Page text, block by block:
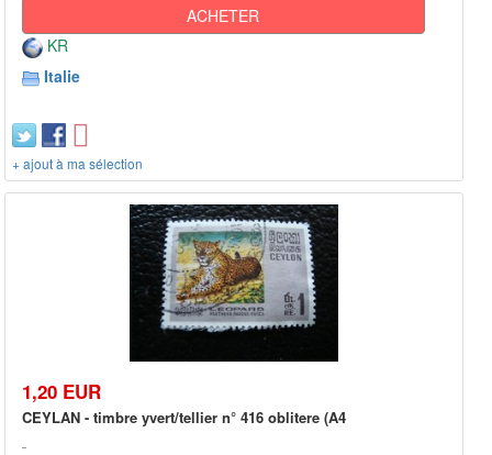
ACHETER
KR
Italie
+ ajout à ma sélection
1,20 EUR
CEYLAN - timbre yvert/tellier n° 416 oblitere (A4